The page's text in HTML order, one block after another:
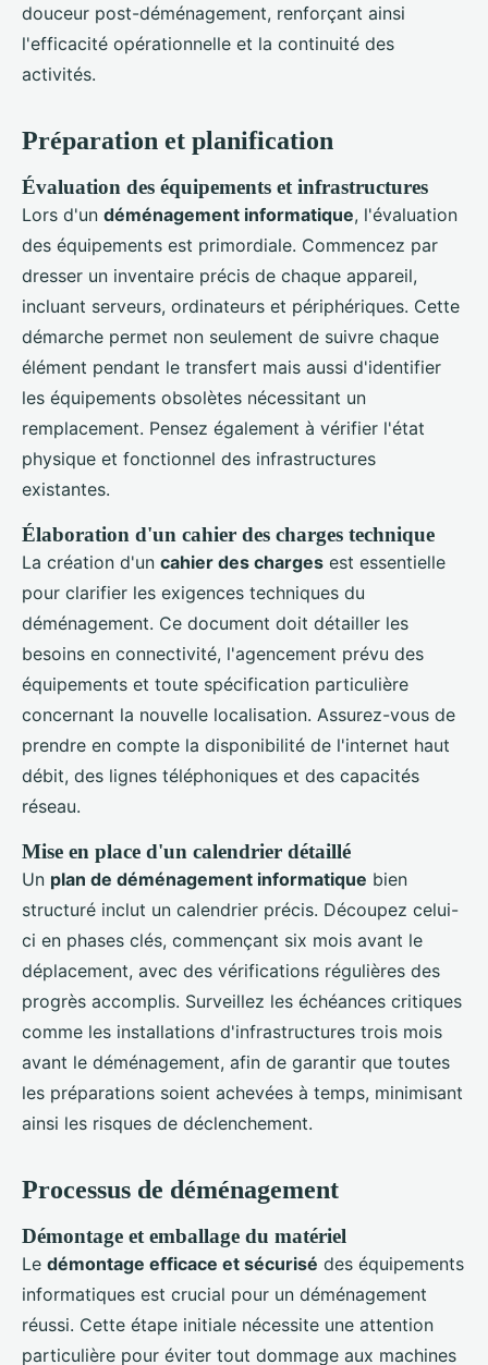
douceur post-déménagement, renforçant ainsi
l'efficacité opérationnelle et la continuité des
activités.
Préparation et planification
Évaluation des équipements et infrastructures
Lors d'un déménagement informatique, l'évaluation
des équipements est primordiale. Commencez par
dresser un inventaire précis de chaque appareil,
incluant serveurs, ordinateurs et périphériques. Cette
démarche permet non seulement de suivre chaque
élément pendant le transfert mais aussi d'identifier
les équipements obsolètes nécessitant un
remplacement. Pensez également à vérifier l'état
physique et fonctionnel des infrastructures
existantes.
Élaboration d'un cahier des charges technique
La création d'un cahier des charges est essentielle
pour clarifier les exigences techniques du
déménagement. Ce document doit détailler les
besoins en connectivité, l'agencement prévu des
équipements et toute spécification particulière
concernant la nouvelle localisation. Assurez-vous de
prendre en compte la disponibilité de l'internet haut
débit, des lignes téléphoniques et des capacités
réseau.
Mise en place d'un calendrier détaillé
Un plan de déménagement informatique bien
structuré inclut un calendrier précis. Découpez celui-
ci en phases clés, commençant six mois avant le
déplacement, avec des vérifications régulières des
progrès accomplis. Surveillez les échéances critiques
comme les installations d'infrastructures trois mois
avant le déménagement, afin de garantir que toutes
les préparations soient achevées à temps, minimisant
ainsi les risques de déclenchement.
Processus de déménagement
Démontage et emballage du matériel
Le démontage efficace et sécurisé des équipements
informatiques est crucial pour un déménagement
réussi. Cette étape initiale nécessite une attention
particulière pour éviter tout dommage aux machines